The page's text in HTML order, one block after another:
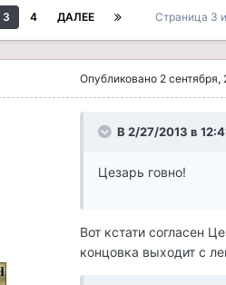
3 4 ДАЛЕЕ Страница 3
Опубликовано 2 сентября,
В 2/27/2013 в
Цезарь говно!
Вот кстати согласен
концовка выходит с